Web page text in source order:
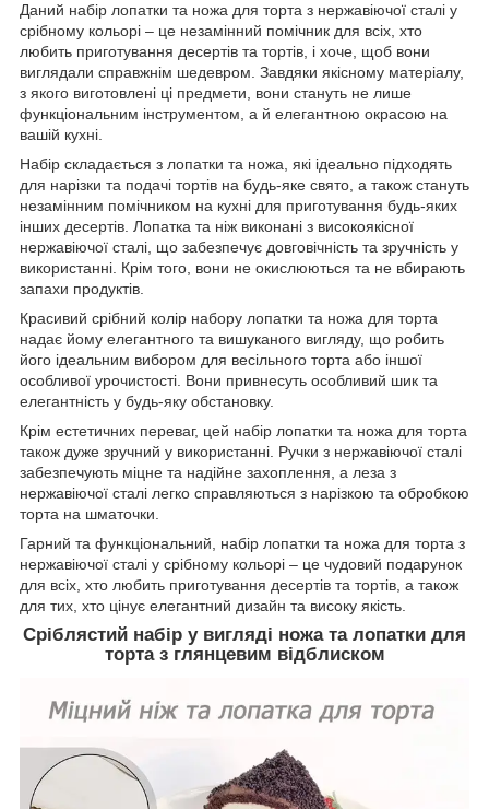
Даний набір лопатки та ножа для торта з нержавіючої сталі у
срібному кольорі – це незамінний помічник для всіх, хто
любить приготування десертів та тортів, і хоче, щоб вони
виглядали справжнім шедевром. Завдяки якісному матеріалу,
з якого виготовлені ці предмети, вони стануть не лише
функціональним інструментом, а й елегантною окрасою на
вашій кухні.
Набір складається з лопатки та ножа, які ідеально підходять
для нарізки та подачі тортів на будь-яке свято, а також стануть
незамінним помічником на кухні для приготування будь-яких
інших десертів. Лопатка та ніж виконані з високоякісної
нержавіючої сталі, що забезпечує довговічність та зручність у
використанні. Крім того, вони не окислюються та не вбирають
запахи продуктів.
Красивий срібний колір набору лопатки та ножа для торта
надає йому елегантного та вишуканого вигляду, що робить
його ідеальним вибором для весільного торта або іншої
особливої урочистості. Вони привнесуть особливий шик та
елегантність у будь-яку обстановку.
Крім естетичних переваг, цей набір лопатки та ножа для торта
також дуже зручний у використанні. Ручки з нержавіючої сталі
забезпечують міцне та надійне захоплення, а леза з
нержавіючої сталі легко справляються з нарізкою та обробкою
торта на шматочки.
Гарний та функціональний, набір лопатки та ножа для торта з
нержавіючої сталі у срібному кольорі – це чудовий подарунок
для всіх, хто любить приготування десертів та тортів, а також
для тих, хто цінує елегантний дизайн та високу якість.
Сріблястий набір у вигляді ножа та лопатки для
торта з глянцевим відблиском